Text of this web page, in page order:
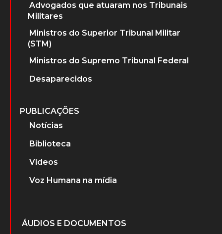
Advogados que atuaram nos Tribunais
Militares
Ministros do Superior Tribunal Militar
(STM)
Ministros do Supremo Tribunal Federal
Desaparecidos
PUBLICAÇÕES
Notícias
Biblioteca
Vídeos
Voz Humana na mídia
ÁUDIOS E DOCUMENTOS